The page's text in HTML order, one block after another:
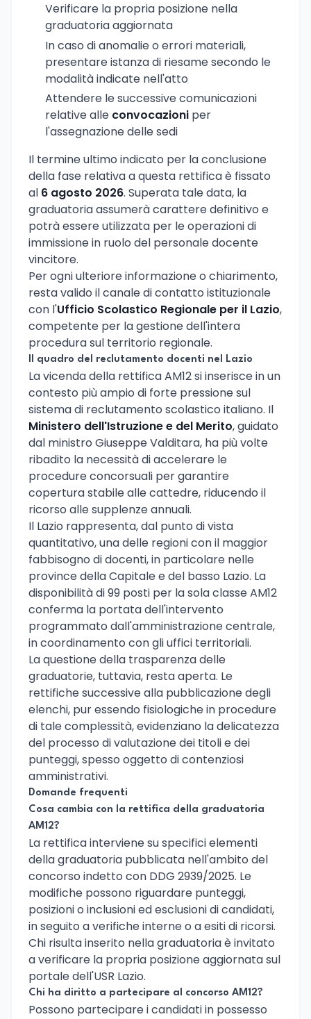
Verificare la propria posizione nella
graduatoria aggiornata
In caso di anomalie o errori materiali,
presentare istanza di riesame secondo le
modalità indicate nell'atto
Attendere le successive comunicazioni
relative alle convocazioni per
l'assegnazione delle sedi
Il termine ultimo indicato per la conclusione
della fase relativa a questa rettifica è fissato
al 6 agosto 2026. Superata tale data, la
graduatoria assumerà carattere definitivo e
potrà essere utilizzata per le operazioni di
immissione in ruolo del personale docente
vincitore.
Per ogni ulteriore informazione o chiarimento,
resta valido il canale di contatto istituzionale
con l'Ufficio Scolastico Regionale per il Lazio,
competente per la gestione dell'intera
procedura sul territorio regionale.
Il quadro del reclutamento docenti nel Lazio
La vicenda della rettifica AM12 si inserisce in un
contesto più ampio di forte pressione sul
sistema di reclutamento scolastico italiano. Il
Ministero dell'Istruzione e del Merito, guidato
dal ministro Giuseppe Valditara, ha più volte
ribadito la necessità di accelerare le
procedure concorsuali per garantire
copertura stabile alle cattedre, riducendo il
ricorso alle supplenze annuali.
Il Lazio rappresenta, dal punto di vista
quantitativo, una delle regioni con il maggior
fabbisogno di docenti, in particolare nelle
province della Capitale e del basso Lazio. La
disponibilità di 99 posti per la sola classe AM12
conferma la portata dell'intervento
programmato dall'amministrazione centrale,
in coordinamento con gli uffici territoriali.
La questione della trasparenza delle
graduatorie, tuttavia, resta aperta. Le
rettifiche successive alla pubblicazione degli
elenchi, pur essendo fisiologiche in procedure
di tale complessità, evidenziano la delicatezza
del processo di valutazione dei titoli e dei
punteggi, spesso oggetto di contenziosi
amministrativi.
Domande frequenti
Cosa cambia con la rettifica della graduatoria
AM12?
La rettifica interviene su specifici elementi
della graduatoria pubblicata nell'ambito del
concorso indetto con DDG 2939/2025. Le
modifiche possono riguardare punteggi,
posizioni o inclusioni ed esclusioni di candidati,
in seguito a verifiche interne o a esiti di ricorsi.
Chi risulta inserito nella graduatoria è invitato
a verificare la propria posizione aggiornata sul
portale dell'USR Lazio.
Chi ha diritto a partecipare al concorso AM12?
Possono partecipare i candidati in possesso